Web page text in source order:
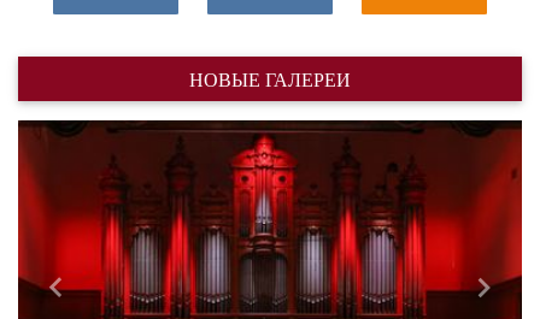
НОВЫЕ ГАЛЕРЕИ
Назад